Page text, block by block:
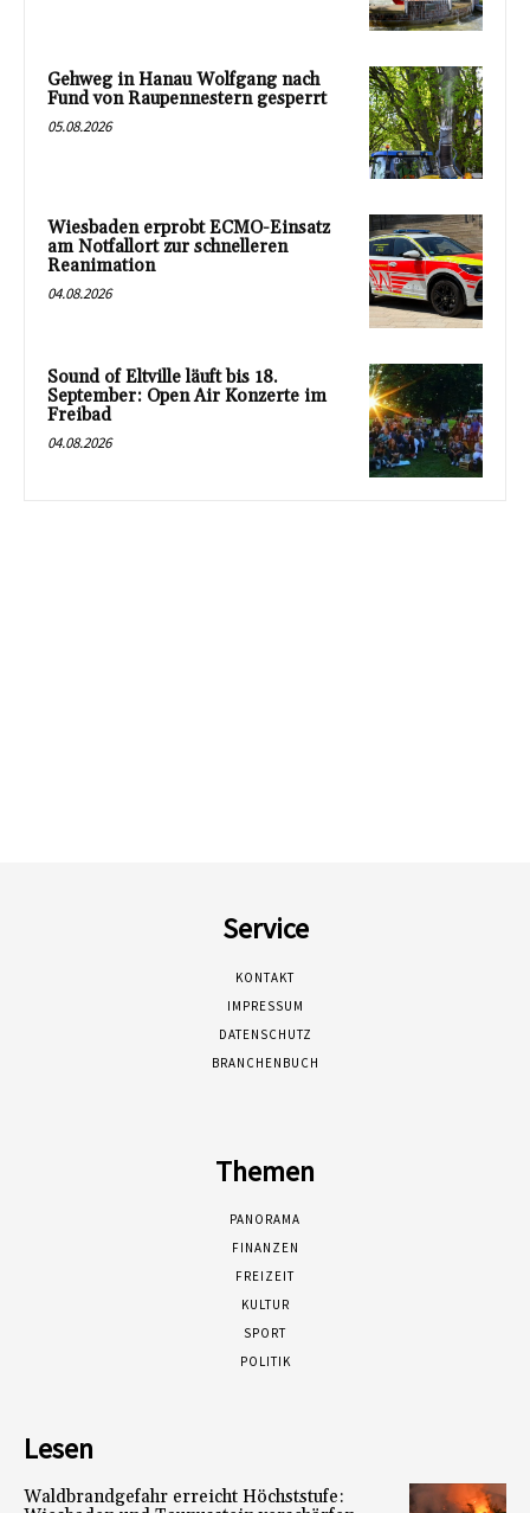
Gehweg in Hanau Wolfgang nach
Fund von Raupennestern gesperrt
05.08.2026
Wiesbaden erprobt ECMO-Einsatz
am Notfallort zur schnelleren
Reanimation
04.08.2026
Sound of Eltville läuft bis 18.
September: Open Air Konzerte im
Freibad
04.08.2026
Service
KONTAKT
IMPRESSUM
DATENSCHUTZ
BRANCHENBUCH
Themen
PANORAMA
FINANZEN
FREIZEIT
KULTUR
SPORT
POLITIK
Lesen
Waldbrandgefahr erreicht Höchststufe: